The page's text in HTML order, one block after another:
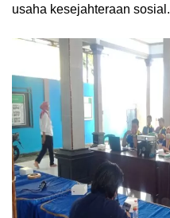
usaha kesejahteraan sosial.